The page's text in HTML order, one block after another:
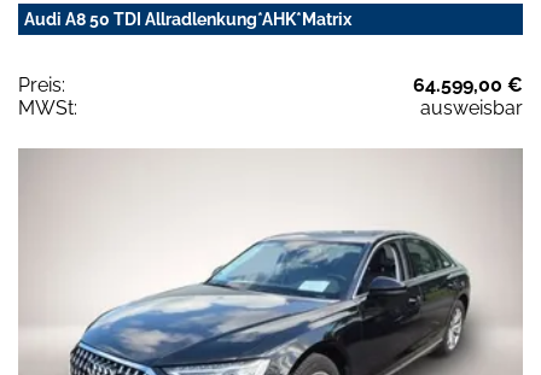
Audi A8 50 TDI Allradlenkung*AHK*Matrix
Preis:
64.599,00 €
MWSt:
ausweisbar